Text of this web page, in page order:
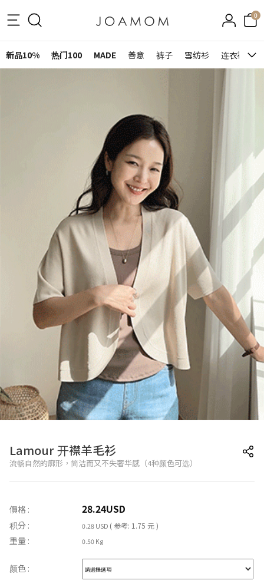
0
新品10% 热门100 MADE 善意 裤子 雪纺衫 连衣裙&裙
Lamour 开襟羊毛衫
流畅自然的廓形，简洁而又不失奢华感（4种颜色可选）
價格 : 28.24USD
积分 : 0.28 USD ( 参考: 1.75 元 )
重量 : 0.50 Kg
颜色 :